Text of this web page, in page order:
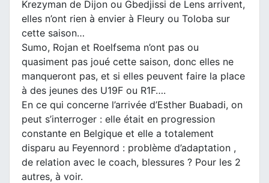
Krezyman de Dijon ou Gbedjissi de Lens arrivent,
elles n’ont rien à envier à Fleury ou Toloba sur
cette saison…
Sumo, Rojan et Roelfsema n’ont pas ou
quasiment pas joué cette saison, donc elles ne
manqueront pas, et si elles peuvent faire la place
à des jeunes des U19F ou R1F….
En ce qui concerne l’arrivée d’Esther Buabadi, on
peut s’interroger : elle était en progression
constante en Belgique et elle a totalement
disparu au Feyennord : problème d’adaptation ,
de relation avec le coach, blessures ? Pour les 2
autres, à voir.